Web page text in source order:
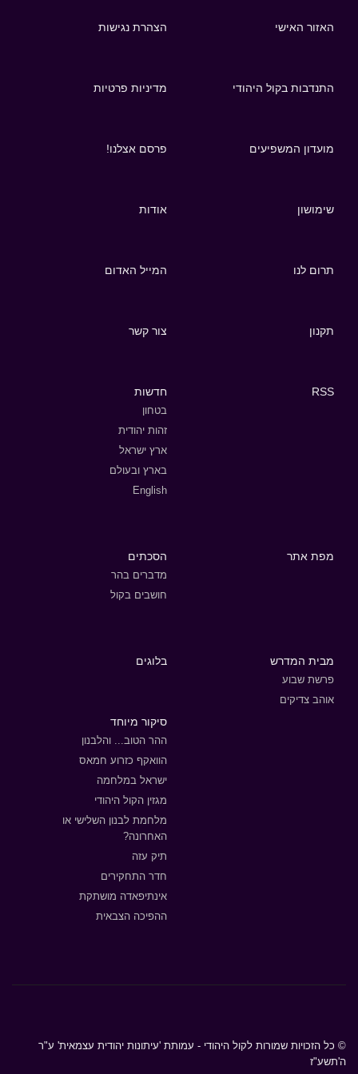
האזור האישי הצהרת נגישות
התנדבות בקול היהודי מדיניות פרטיות
מועדון המשפיעים פרסם אצלנו!
שימושון אודות
תרום לנו המייל האדום
תקנון צור קשר
RSS חדשות
בטחון
זהות יהודית
ארץ ישראל
בארץ ובעולם
English
מפת אתר הסכתים
מדברים בהר
חושבים בקול
מבית המדרש
פרשת שבוע
אוהב צדיקים
בלוגים
סיקור מיוחד
ההר הטוב... והלבנון
הוואקף כזרוע חמאס
ישראל במלחמה
מגזין הקול היהודי
מלחמת לבנון השלישי או
האחרונה?
תיק עזה
חדר התחקירים
אינתיפאדה מושתקת
ההפיכה הצבאית
© כל הזכויות שמורות לקול היהודי - עמותת 'עיתונות יהודית עצמאית' ע"ר
ה'תשע"ז